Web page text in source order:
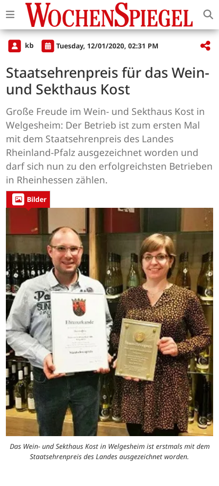
kb Tuesday, 12/01/2020, 02:31 PM
Staatsehrenpreis für das Wein-
und Sekthaus Kost
Große Freude im Wein- und Sekthaus Kost in
Welgesheim: Der Betrieb ist zum ersten Mal
mit dem Staatsehrenpreis des Landes
Rheinland-Pfalz ausgezeichnet worden und
darf sich nun zu den erfolgreichsten Betrieben
in Rheinhessen zählen.
Bilder
Das Wein- und Sekthaus Kost in Welgesheim ist erstmals mit dem
Staatsehrenpreis des Landes ausgezeichnet worden.